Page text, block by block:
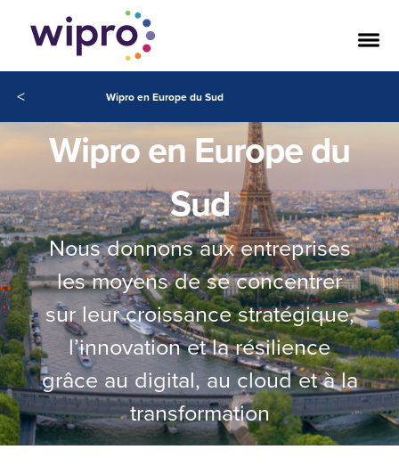
< Wipro en Europe du Sud
Wipro en Europe du
Sud
Nous donnons aux entreprises
les moyens de se concentrer
sur leur croissance stratégique,
l’innovation et la résilience
grâce au digital, au cloud et à la
transformation